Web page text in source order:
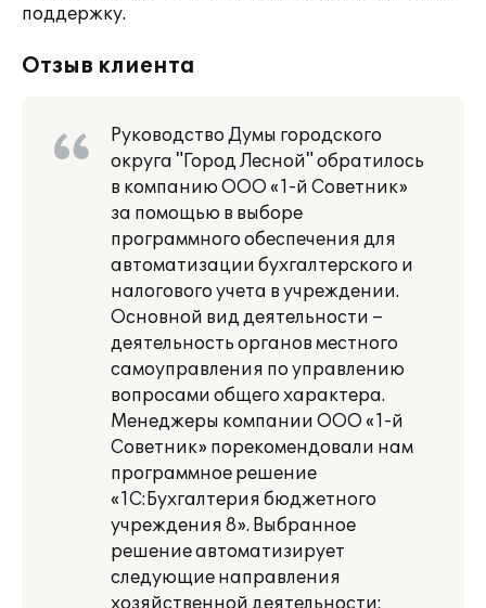
поддержку.
Отзыв клиента
Руководство Думы городского
округа "Город Лесной" обратилось
в компанию ООО «1-й Советник»
за помощью в выборе
программного обеспечения для
автоматизации бухгалтерского и
налогового учета в учреждении.
Основной вид деятельности –
деятельность органов местного
самоуправления по управлению
вопросами общего характера.
Менеджеры компании ООО «1-й
Советник» порекомендовали нам
программное решение
«1С:Бухгалтерия бюджетного
учреждения 8». Выбранное
решение автоматизирует
следующие направления
хозяйственной деятельности: